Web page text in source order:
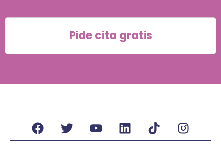
Pide cita gratis